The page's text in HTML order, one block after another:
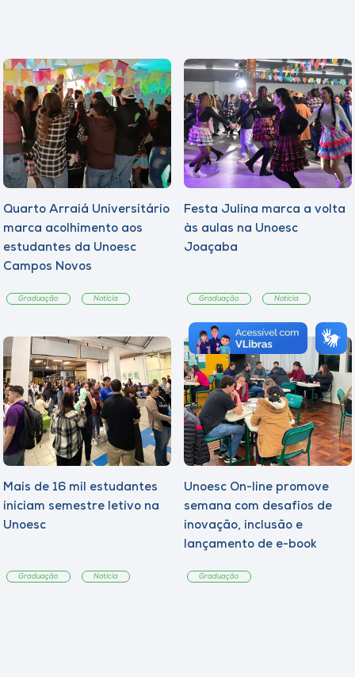
Quarto Arraiá Universitário
marca acolhimento aos
estudantes da Unoesc
Campos Novos
Graduação Notícia
Festa Julina marca a volta
às aulas na Unoesc
Joaçaba
Graduação Notícia
Mais de 16 mil estudantes
iniciam semestre letivo na
Unoesc
Graduação Notícia
Unoesc On-line promove
semana com desafios de
inovação, inclusão e
lançamento de e-book
Graduação